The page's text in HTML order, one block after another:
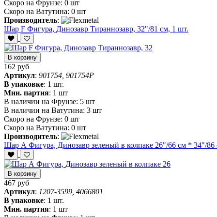
Скоро на Фрунзе: 0 шт
Скоро на Ватутина: 0 шт
Производитель:
Шар F Фигура, Динозавр Тираннозавр, 32"/81 см, 1 шт.
В корзину
162 руб
Артикул: 901754, 901754P
В упаковке: 1 шт.
Мин. партия: 1 шт
В наличии на Фрунзе: 5 шт
В наличии на Ватутина: 3 шт
Скоро на Фрунзе: 0 шт
Скоро на Ватутина: 0 шт
Производитель:
Шар А Фигура, Динозавр зеленый в колпаке 26"/66 см * 34"/86
В корзину
467 руб
Артикул: 1207-3599, 4066801
В упаковке: 1 шт.
Мин. партия: 1 шт